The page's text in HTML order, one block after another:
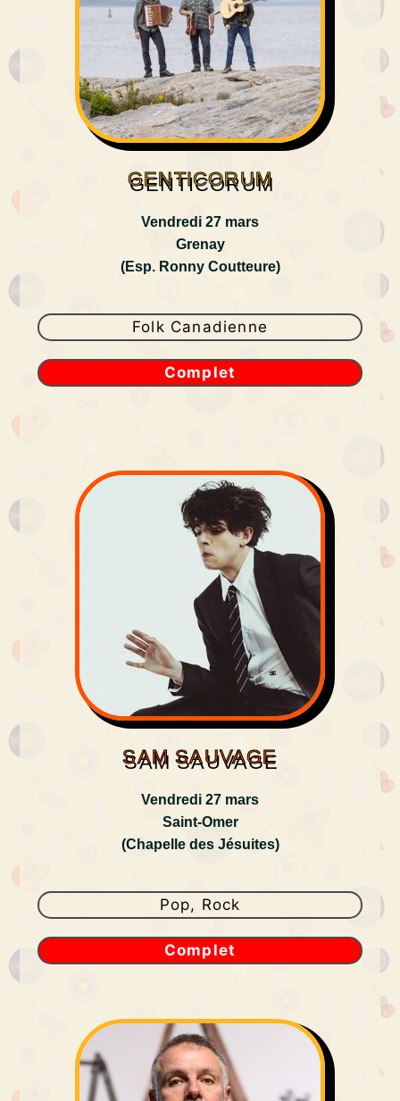
GENTICORUM
Vendredi 27 mars
Grenay
(Esp. Ronny Coutteure)
Folk Canadienne
Complet
SAM SAUVAGE
Vendredi 27 mars
Saint-Omer
(Chapelle des Jésuites)
Pop, Rock
Complet